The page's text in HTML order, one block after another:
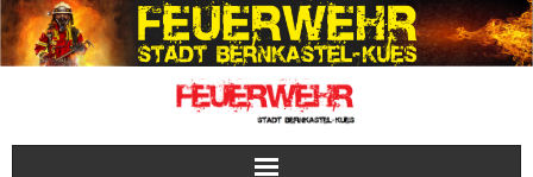
Skip
to
content